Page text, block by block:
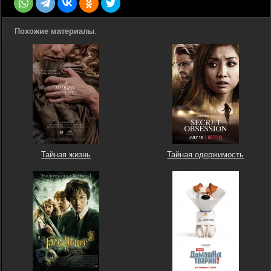
Похожие материалы:
Тайная жизнь Тайная одержимость